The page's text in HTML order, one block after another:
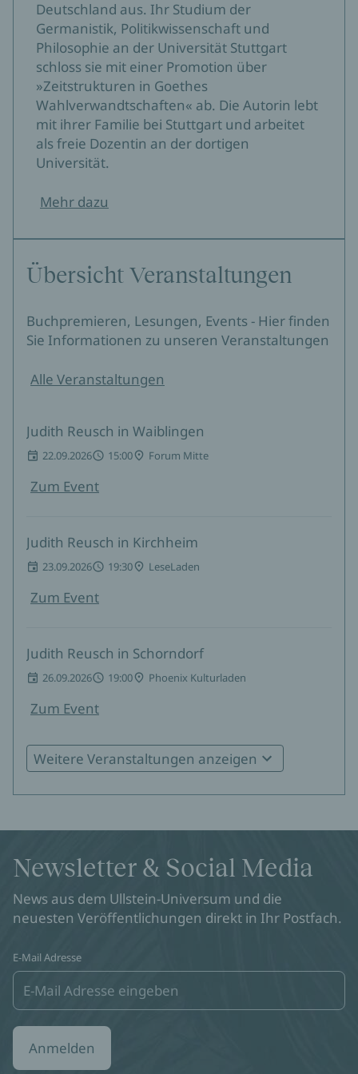
Deutschland aus. Ihr Studium der
Germanistik, Politikwissenschaft und
Philosophie an der Universität Stuttgart
schloss sie mit einer Promotion über
»Zeitstrukturen in Goethes
Wahlverwandtschaften« ab. Die Autorin lebt
mit ihrer Familie bei Stuttgart und arbeitet
als freie Dozentin an der dortigen
Universität.
Mehr dazu
Übersicht Veranstaltungen
Buchpremieren, Lesungen, Events - Hier finden
Sie Informationen zu unseren Veranstaltungen
Alle Veranstaltungen
Judith Reusch in Waiblingen
22.09.2026 15:00 Forum Mitte
Zum Event
Judith Reusch in Kirchheim
23.09.2026 19:30 LeseLaden
Zum Event
Judith Reusch in Schorndorf
26.09.2026 19:00 Phoenix Kulturladen
Zum Event
Judith Reusch in Ostfildern
Judith Reusch in Fellbach
30.09.2026 19:00 Bücher Lack
Judith Reusch in Welzheim
09.10.2026 19:30 Limes-Buchhandlung
Zum Event
Weitere Veranstaltungen anzeigen
Newsletter & Social Media
News aus dem Ullstein-Universum und die
neuesten Veröffentlichungen direkt in Ihr Postfach.
E-Mail Adresse
Anmelden